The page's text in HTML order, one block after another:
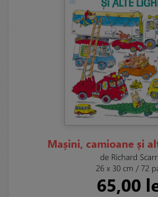
Mașini, camioane și
de Richard
26 x 30 cm / 72
65,00